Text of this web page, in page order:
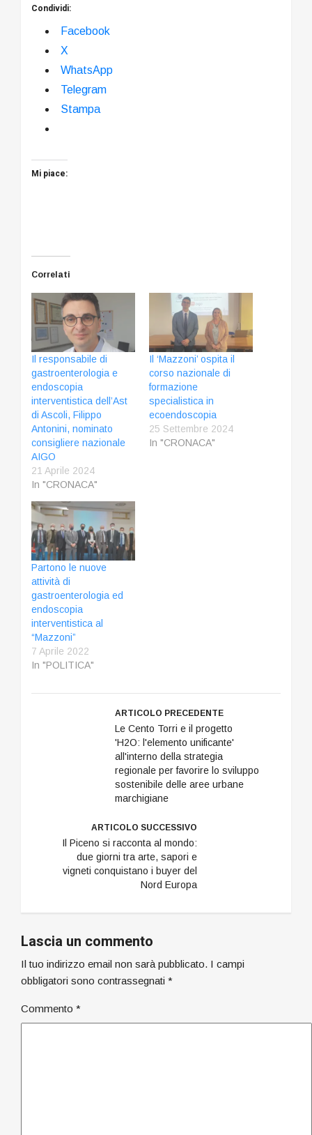
Condividi:
Facebook
X
WhatsApp
Telegram
Stampa
Mi piace:
Correlati
Il responsabile di
gastroenterologia e
endoscopia
interventistica dell’Ast
di Ascoli, Filippo
Antonini, nominato
consigliere nazionale
AIGO
21 Aprile 2024
In "CRONACA"
Il ‘Mazzoni’ ospita il
corso nazionale di
formazione
specialistica in
ecoendoscopia
25 Settembre 2024
In "CRONACA"
Partono le nuove
attività di
gastroenterologia ed
endoscopia
interventistica al
“Mazzoni”
7 Aprile 2022
In "POLITICA"
ARTICOLO PRECEDENTE
Le Cento Torri e il progetto
'H2O: l'elemento unificante'
all'interno della strategia
regionale per favorire lo sviluppo
sostenibile delle aree urbane
marchigiane
ARTICOLO SUCCESSIVO
Il Piceno si racconta al mondo:
due giorni tra arte, sapori e
vigneti conquistano i buyer del
Nord Europa
Lascia un commento
Il tuo indirizzo email non sarà pubblicato. I campi
obbligatori sono contrassegnati *
Commento *